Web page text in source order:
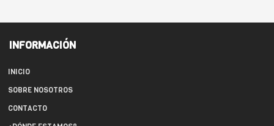
INFORMACIÓN
INICIO
SOBRE NOSOTROS
CONTACTO